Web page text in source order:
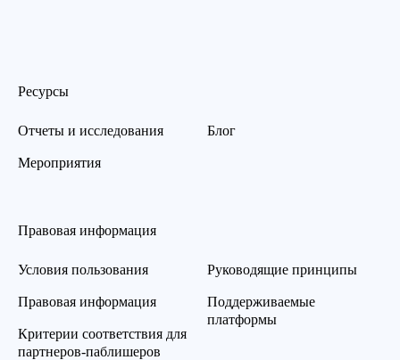
Ресурсы
Отчеты и исследования
Мероприятия
Блог
Правовая информация
Условия пользования
Правовая информация
Критерии соответствия для
партнеров-паблишеров
Руководящие принципы
Поддерживаемые
платформы